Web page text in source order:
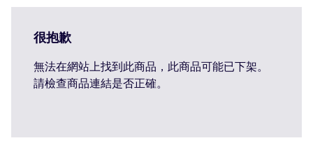
很抱歉
無法在網站上找到此商品，此商品可能已下架。
請檢查商品連結是否正確。